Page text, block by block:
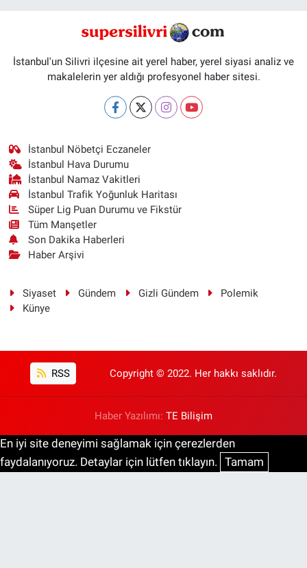
İstanbul'un Silivri ilçesine ait yerel haber, yerel siyasi analiz ve
makalelerin yer aldığı profesyonel haber sitesi.
İstanbul Nöbetçi Eczaneler
İstanbul Hava Durumu
İstanbul Namaz Vakitleri
İstanbul Trafik Yoğunluk Haritası
Süper Lig Puan Durumu ve Fikstür
Tüm Manşetler
Son Dakika Haberleri
Haber Arşivi
Siyaset Gündem Gizli Gündem
Polemik
Künye
RSS Copyright © 2022. Her hakkı saklıdır.
Haber Yazılımı: TE Bilişim
En iyi site deneyimi sağlamak için çerezlerden
faydalanıyoruz. Detaylar için lütfen tıklayın. Tamam